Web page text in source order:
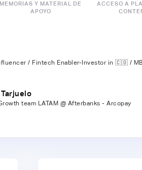
MEMORIAS Y MATERIAL DE
APOYO
ACCESO A
/ Fintech Enabler-Investor in 🇨🇴 /
team LATAM @ Afterbanks - Arcopay